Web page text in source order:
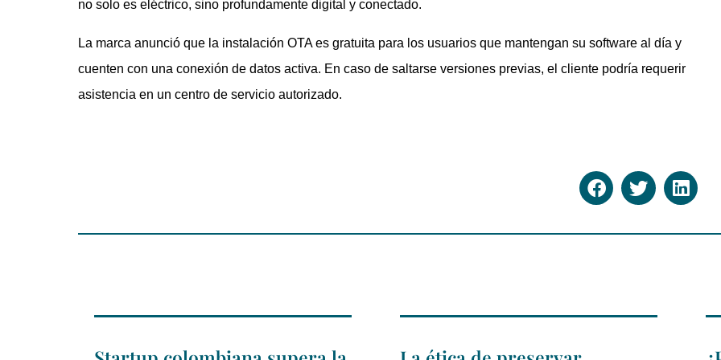
no solo es eléctrico, sino profundamente digital y conectado.
La marca anunció que la instalación OTA es gratuita para los usuarios que mantengan su software al día y
cuenten con una conexión de datos activa. En caso de saltarse versiones previas, el cliente podría requerir
asistencia en un centro de servicio autorizado.